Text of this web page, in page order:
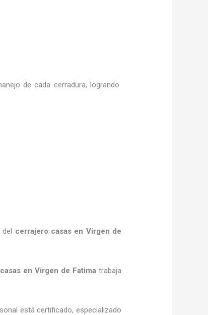
de cada cerradura, logrando
cerrajero casas en Virgen de
en Virgen de Fatima trabaja
está certificado, especializado